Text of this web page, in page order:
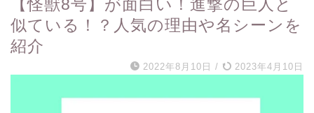
【怪獣8号】が面白い！進撃の巨人と
似ている！？人気の理由や名シーンを
紹介
2022年8月10日 / 2023年4月10日